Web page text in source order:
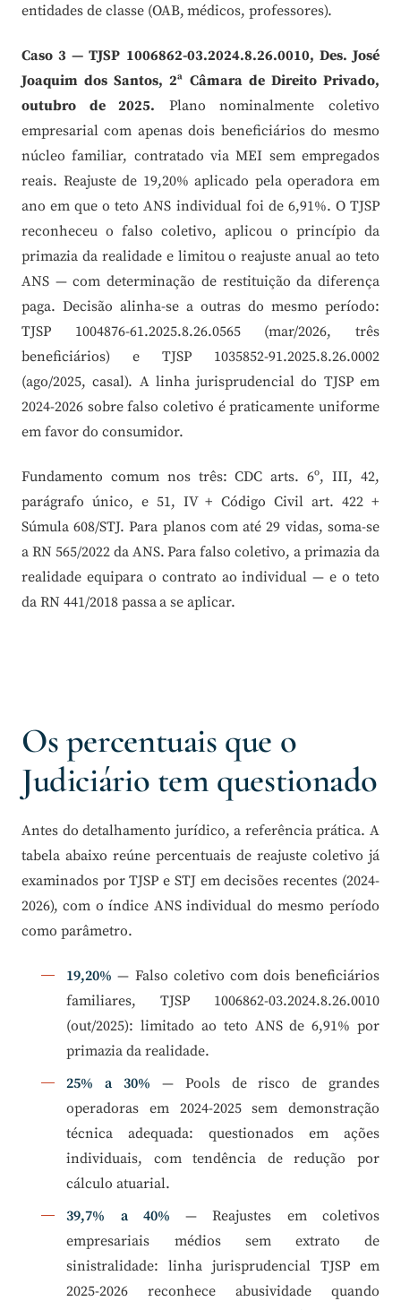
entidades de classe (OAB, médicos, professores).
Caso 3 — TJSP 1006862-03.2024.8.26.0010, Des. José
Joaquim dos Santos, 2ª Câmara de Direito Privado,
outubro de 2025. Plano nominalmente coletivo
empresarial com apenas dois beneficiários do mesmo
núcleo familiar, contratado via MEI sem empregados
reais. Reajuste de 19,20% aplicado pela operadora em
ano em que o teto ANS individual foi de 6,91%. O TJSP
reconheceu o falso coletivo, aplicou o princípio da
primazia da realidade e limitou o reajuste anual ao teto
ANS — com determinação de restituição da diferença
paga. Decisão alinha-se a outras do mesmo período:
TJSP 1004876-61.2025.8.26.0565 (mar/2026, três
beneficiários) e TJSP 1035852-91.2025.8.26.0002
(ago/2025, casal). A linha jurisprudencial do TJSP em
2024-2026 sobre falso coletivo é praticamente uniforme
em favor do consumidor.
Fundamento comum nos três: CDC arts. 6º, III, 42,
parágrafo único, e 51, IV + Código Civil art. 422 +
Súmula 608/STJ. Para planos com até 29 vidas, soma-se
a RN 565/2022 da ANS. Para falso coletivo, a primazia da
realidade equipara o contrato ao individual — e o teto
da RN 441/2018 passa a se aplicar.
Os percentuais que o
Judiciário tem questionado
Antes do detalhamento jurídico, a referência prática. A
tabela abaixo reúne percentuais de reajuste coletivo já
examinados por TJSP e STJ em decisões recentes (2024-
2026), com o índice ANS individual do mesmo período
como parâmetro.
19,20% — Falso coletivo com dois beneficiários
familiares, TJSP 1006862-03.2024.8.26.0010
(out/2025): limitado ao teto ANS de 6,91% por
primazia da realidade.
25% a 30% — Pools de risco de grandes
operadoras em 2024-2025 sem demonstração
técnica adequada: questionados em ações
individuais, com tendência de redução por
cálculo atuarial.
39,7% a 40% — Reajustes em coletivos
empresariais médios sem extrato de
sinistralidade: linha jurisprudencial TJSP em
2025-2026 reconhece abusividade quando